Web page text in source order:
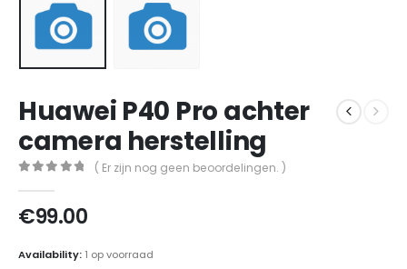
Huawei P40 Pro achter
camera herstelling
( Er zijn nog geen beoordelingen. )
€99.00
Availability: 1 op voorraad